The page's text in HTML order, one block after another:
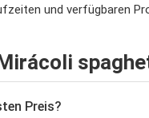
und verfügbaren
Preis?